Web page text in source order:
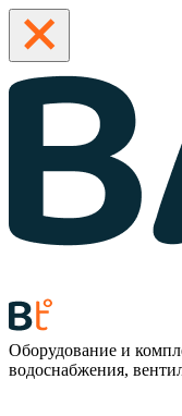
Оборудование и
водоснабжения,